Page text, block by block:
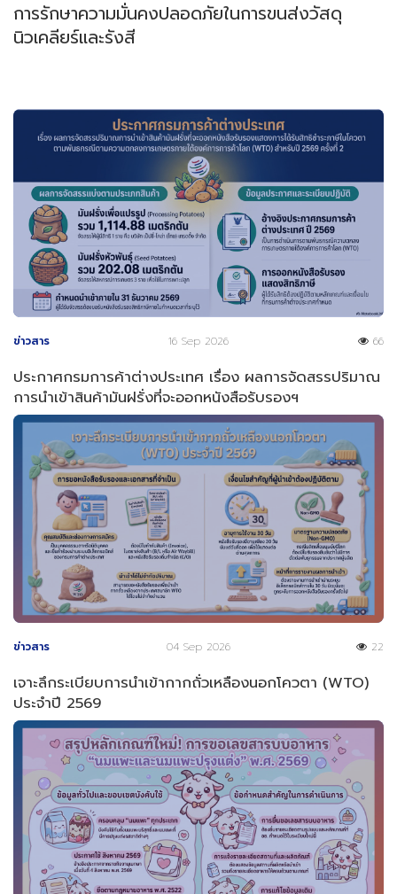
การรักษาความมั่นคงปลอดภัยในการขนส่งวัสดุ
นิวเคลียร์และรังสี
ข่าวสาร 16 Sep 2026 66
ประกาศกรมการค้าต่างประเทศ เรื่อง ผลการจัดสรรปริมาณ
การนำเข้าสินค้ามันฝรั่งที่จะออกหนังสือรับรองฯ
ข่าวสาร 04 Sep 2026 22
เจาะลึกระเบียบการนำเข้ากากถั่วเหลืองนอกโควตา (WTO)
ประจำปี 2569